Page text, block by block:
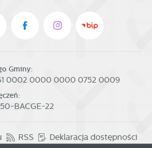
Gminy:
0002 0000 0000 0752 0009
BACGE-22
RSS Deklaracja dostępności